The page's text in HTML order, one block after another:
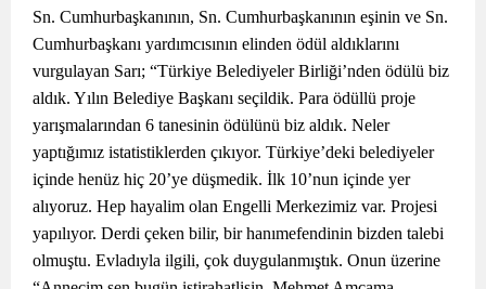
Sn. Cumhurbaşkanının, Sn. Cumhurbaşkanının eşinin ve Sn.
Cumhurbaşkanı yardımcısının elinden ödül aldıklarını
vurgulayan Sarı; “Türkiye Belediyeler Birliği’nden ödülü biz
aldık. Yılın Belediye Başkanı seçildik. Para ödüllü proje
yarışmalarından 6 tanesinin ödülünü biz aldık. Neler
yaptığımız istatistiklerden çıkıyor. Türkiye’deki belediyeler
içinde henüz hiç 20’ye düşmedik. İlk 10’nun içinde yer
alıyoruz. Hep hayalim olan Engelli Merkezimiz var. Projesi
yapılıyor. Derdi çeken bilir, bir hanımefendinin bizden talebi
olmuştu. Evladıyla ilgili, çok duygulanmıştık. Onun üzerine